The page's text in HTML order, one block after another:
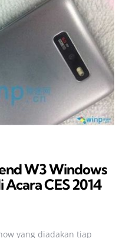
W3 Windows
CES 2014
yang diadakan tiap